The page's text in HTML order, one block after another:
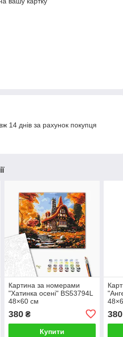
14 днів за рахунок покупця
Картина за номерами
"Хатинка осені" BS53794L
48×60 см
380₴
Купити
380